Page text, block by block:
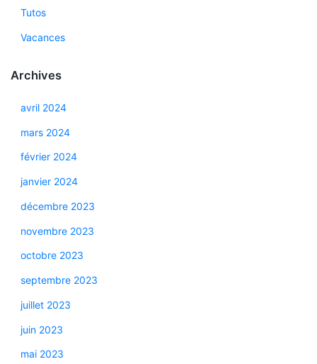
Tutos
Vacances
Archives
avril 2024
mars 2024
février 2024
janvier 2024
décembre 2023
novembre 2023
octobre 2023
septembre 2023
juillet 2023
juin 2023
mai 2023